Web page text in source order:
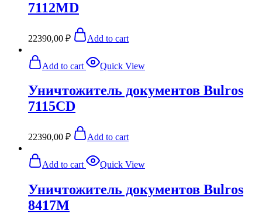
7112MD
22390,00 ₽ Add to cart
Add to cart Quick View
Уничтожитель документов Bulros
7115CD
22390,00 ₽ Add to cart
Add to cart Quick View
Уничтожитель документов Bulros
8417M